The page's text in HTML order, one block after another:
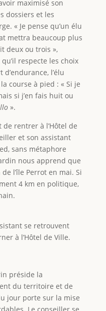
maximisé son
dossiers et les
« Je pense qu’un élu
mettra beaucoup plus
deux ou trois »,
respecte les choix
l’élu
course à pied : « Si je
si j’en fais huit ou
».
de rentrer à l’Hôtel de
et son assistant
sans métaphore
nous apprend que
l’île Perrot en mai. Si
4 km en politique,
se retrouvent
à l’Hôtel de Ville.
préside la
du territoire et de
jour porte sur la mise